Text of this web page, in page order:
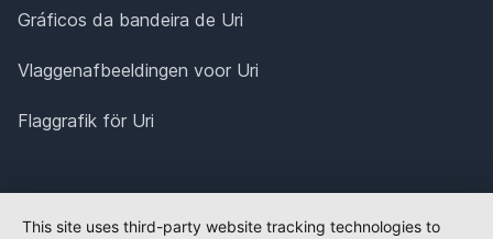
Gráficos da bandeira de Uri
Vlaggenafbeeldingen voor Uri
Flaggrafik för Uri
This site uses third-party website tracking technologies to